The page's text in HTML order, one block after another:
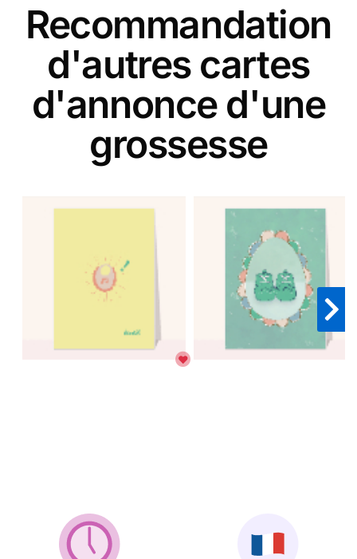
Recommandation
d'autres cartes
d'annonce d'une
grossesse